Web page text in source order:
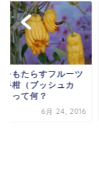
をもたらすフルーツ
手柑（ブッシュカ
」って何？
6月 24, 2016